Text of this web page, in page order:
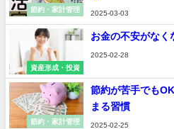
節約・家計管理
2025-03-03
資産形成・投資
お金の不安がなく
2025-02-28
節約・家計管理
節約が苦手でも
まる習慣
2025-02-25